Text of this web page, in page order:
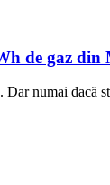
de gaz din
numai dacă